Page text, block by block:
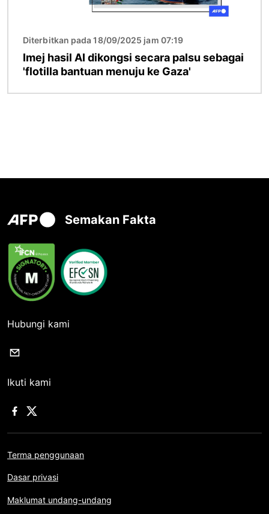
Diterbitkan pada 18/09/2025 jam 07:19
Imej hasil AI dikongsi secara palsu sebagai
'flotilla bantuan menuju ke Gaza'
Semakan Fakta
Hubungi kami
Ikuti kami
Terma penggunaan
Dasar privasi
Maklumat undang-undang